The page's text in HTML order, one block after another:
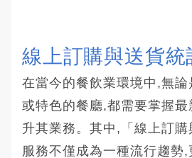
線上訂購與送貨統
在當今的餐飲業環境中,無論
或特色的餐廳,都需要掌握最
升其業務。其中,「線上訂
服務不僅成為一種流行趨勢